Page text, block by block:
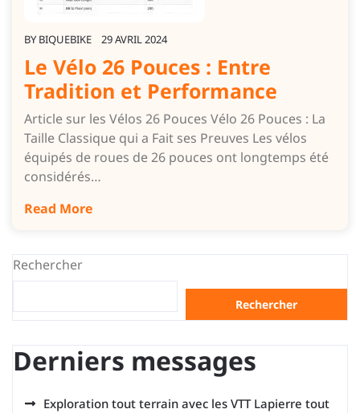
BY BIQUEBIKE 29 AVRIL 2024
Le Vélo 26 Pouces : Entre
Tradition et Performance
Article sur les Vélos 26 Pouces Vélo 26 Pouces : La
Taille Classique qui a Fait ses Preuves Les vélos
équipés de roues de 26 pouces ont longtemps été
considérés…
Read More
Rechercher
Rechercher
Derniers messages
Exploration tout terrain avec les VTT Lapierre tout